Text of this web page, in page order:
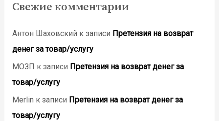
Свежие комментарии
Антон Шаховский к записи Претензия на возврат
денег за товар/услугу
МОЗП к записи Претензия на возврат денег за
товар/услугу
Merlin к записи Претензия на возврат денег за
товар/услугу